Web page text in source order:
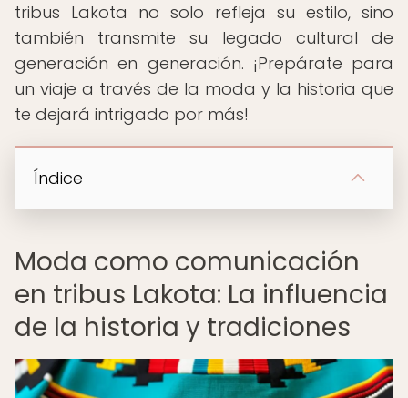
tribus Lakota no solo refleja su estilo, sino
también transmite su legado cultural de
generación en generación. ¡Prepárate para
un viaje a través de la moda y la historia que
te dejará intrigado por más!
Índice
Moda como comunicación
en tribus Lakota: La influencia
de la historia y tradiciones